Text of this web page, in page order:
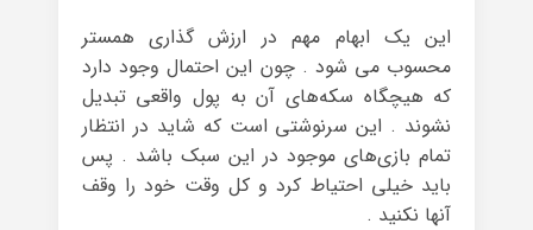
این یک ابهام مهم در ارزش گذاری همستر
محسوب می شود . چون این احتمال وجود دارد
که هیچگاه سکه‌های آن به پول واقعی تبدیل
نشوند . این سرنوشتی است که شاید در انتظار
تمام بازی‌های موجود در این سبک باشد . پس
باید خیلی احتیاط کرد و کل وقت خود را وقف
آنها نکنید .